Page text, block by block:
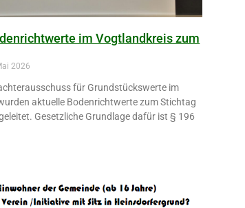
im Vogtlandkreis zum
2026
für Grundstückswerte im
aktuelle Bodenrichtwerte zum Stichtag
Gesetzliche Grundlage dafür ist § 196